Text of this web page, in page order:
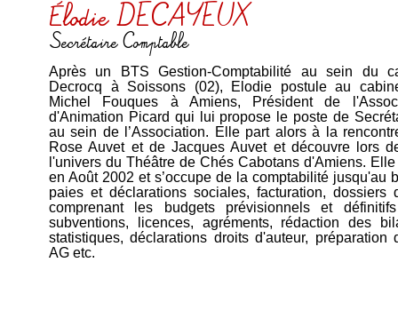
Élodie DECAYEUX
Secrétaire Comptable
Après un BTS Gestion-Comptabilité au sein du
Decrocq à Soissons (02), Elodie postule au
Michel Fouques à Amiens, Président de
d'Animation Picard qui lui propose le poste de
au sein de l’Association. Elle part alors à la
Rose Auvet et de Jacques Auvet et découvre lors
l'univers du Théâtre de Chés Cabotans d'Amiens.
en Août 2002 et s’occupe de la comptabilité jusqu'au
paies et déclarations sociales, facturation, dossiers
comprenant les budgets prévisionnels et
subventions, licences, agréments, rédaction des
statistiques, déclarations droits d'auteur, préparation
AG etc.